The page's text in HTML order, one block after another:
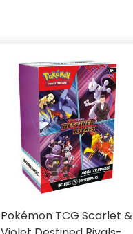
Pokémon TCG Scarlet &